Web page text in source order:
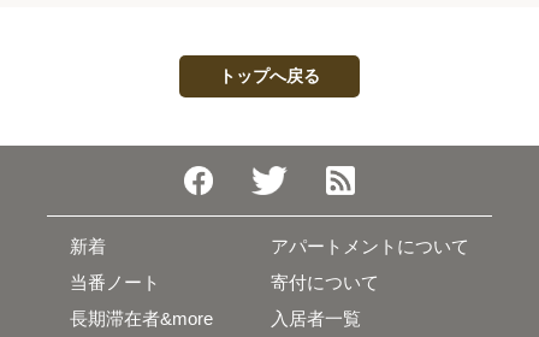
トップへ戻る
新着
当番ノート
長期滞在者&more
アパートメントについて
寄付について
入居者一覧